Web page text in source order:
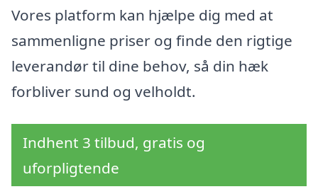
Vores platform kan hjælpe dig med at
sammenligne priser og finde den rigtige
leverandør til dine behov, så din hæk
forbliver sund og velholdt.
Indhent 3 tilbud, gratis og
uforpligtende